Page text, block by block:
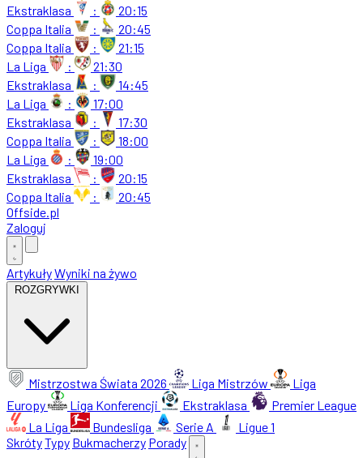
Ekstraklasa
:
20:15
Coppa Italia
:
20:45
Coppa Italia
:
21:15
La Liga
:
21:30
Ekstraklasa
:
14:45
La Liga
:
17:00
Ekstraklasa
:
17:30
Coppa Italia
:
18:00
La Liga
:
19:00
Ekstraklasa
:
20:15
Coppa Italia
:
20:45
Offside.pl
Zaloguj
ArtykułyWyniki na żywo
ROZGRYWKI
Mistrzostwa Świata 2026 Liga Mistrzów
Liga
Europy
Liga Konferencji Ekstraklasa
Premier League
La Liga
Bundesliga Serie A
Ligue 1
SkrótyTypy Bukmacherzy Porady